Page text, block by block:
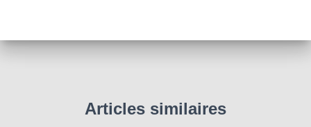
b
Articles similaires